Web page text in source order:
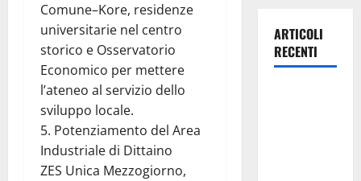
Comune–Kore, residenze
universitarie nel centro
storico e Osservatorio
Economico per mettere
l’ateneo al servizio dello
sviluppo locale.
5. Potenziamento del Area
Industriale di Dittaino
ZES Unica Mezzogiorno,
ARTICOLI
RECENTI